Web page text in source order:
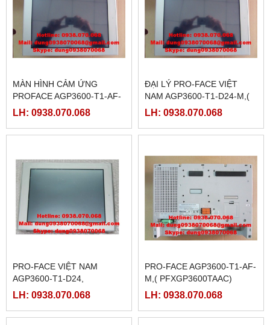
MÀN HÌNH CẢM ỨNG
PROFACE AGP3600-T1-AF-
D81K,( PFXGP3600TAADK)
LH: 0938.070.068
ĐẠI LÝ PRO-FACE VIỆT
NAM AGP3600-T1-D24-M,(
PFXGP3600TADC)
LH: 0938.070.068
PRO-FACE VIỆT NAM
AGP3600-T1-D24,
(PFXGP3600TAD)
LH: 0938.070.068
PRO-FACE AGP3600-T1-AF-
M,( PFXGP3600TAAC)
LH: 0938.070.068